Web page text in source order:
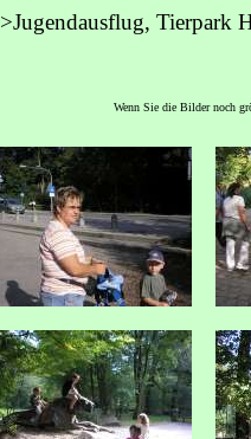
>Jugendausflug, Tierpark
Wenn Sie die Bilder noch